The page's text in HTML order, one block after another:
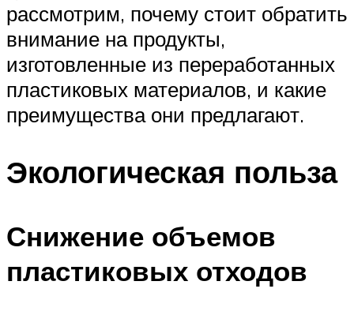
рассмотрим, почему стоит обратить
внимание на продукты,
изготовленные из переработанных
пластиковых материалов, и какие
преимущества они предлагают.
Экологическая польза
Снижение объемов
пластиковых отходов